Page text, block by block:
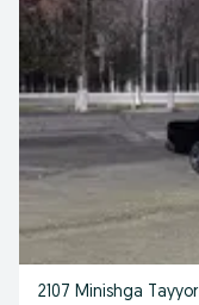
2107 Minishga Tayyor